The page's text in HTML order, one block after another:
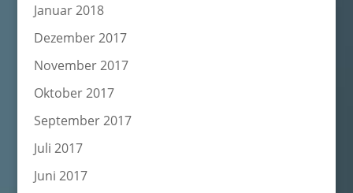
Januar 2018
Dezember 2017
November 2017
Oktober 2017
September 2017
Juli 2017
Juni 2017